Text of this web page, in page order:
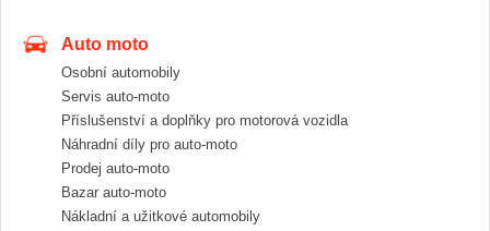
Auto moto
Osobní automobily
Servis auto-moto
Příslušenství a doplňky pro motorová vozidla
Náhradní díly pro auto-moto
Prodej auto-moto
Bazar auto-moto
Nákladní a užitkové automobily